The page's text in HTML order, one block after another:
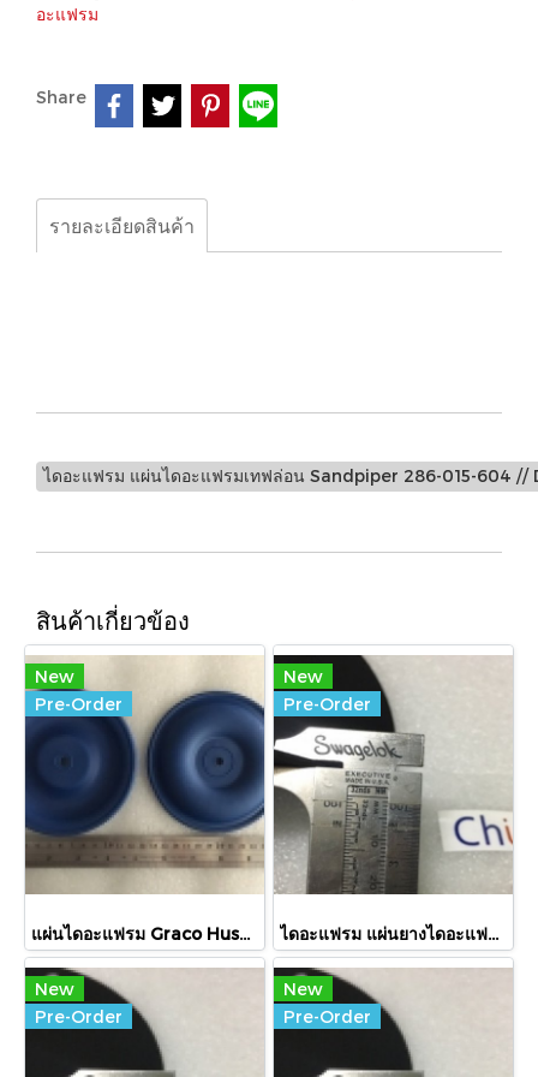
อะแฟรม
Share
รายละเอียดสินค้า
ไดอะแฟรม แผ่นไดอะแฟรมเทฟล่อน Sandpiper 286-015-604
สินค้าเกี่ยวข้อง
New
Pre-Order
แผ่นไดอะแฟรม Graco Husky 189536 // Diaphragm for Graco Husky 189536
New
Pre-Order
ไดอะแฟรม แผ่นยางไดอะแฟรม Air Power Air Less3000 Liquid Side 21 cm // Diaphragm Rubber for Air Power Air Less3000 Liquid Side 21 cm
New
Pre-Order
New
Pre-Order